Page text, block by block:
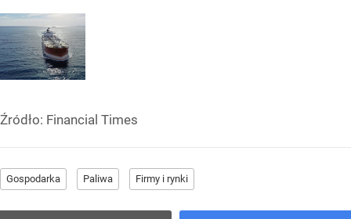
Źródło: Financial Times
Gospodarka Paliwa Firmy i rynki